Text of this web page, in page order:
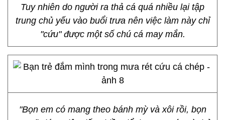
Tuy nhiên do người ra thả cá quá nhiều lại tập
trung chủ yếu vào buổi trưa nên việc làm này chỉ
"cứu" được một số chú cá may mắn.
"Bọn em có mang theo bánh mỳ và xôi rồi, bọn